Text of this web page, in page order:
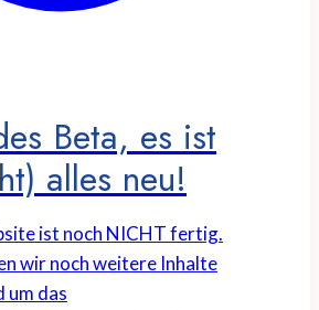
Beta, es ist
alles neu!
ist noch NICHT fertig.
wir noch weitere Inhalte
um das